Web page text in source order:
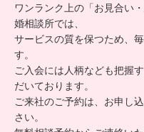
ワンランク上の「お見合い
婚相談所では、
サービスの質を保つため、毎
す。
ご入会には人柄なども把握
だいております。
ご来社のご予約は、お申し
さい。